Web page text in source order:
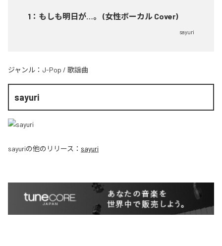
1 ： もしも明日が…。 (女性ボーカル Cover)
sayuri
ジャンル： J-Pop / 歌謡曲
sayuri
sayuriの他のリリース： sayuri